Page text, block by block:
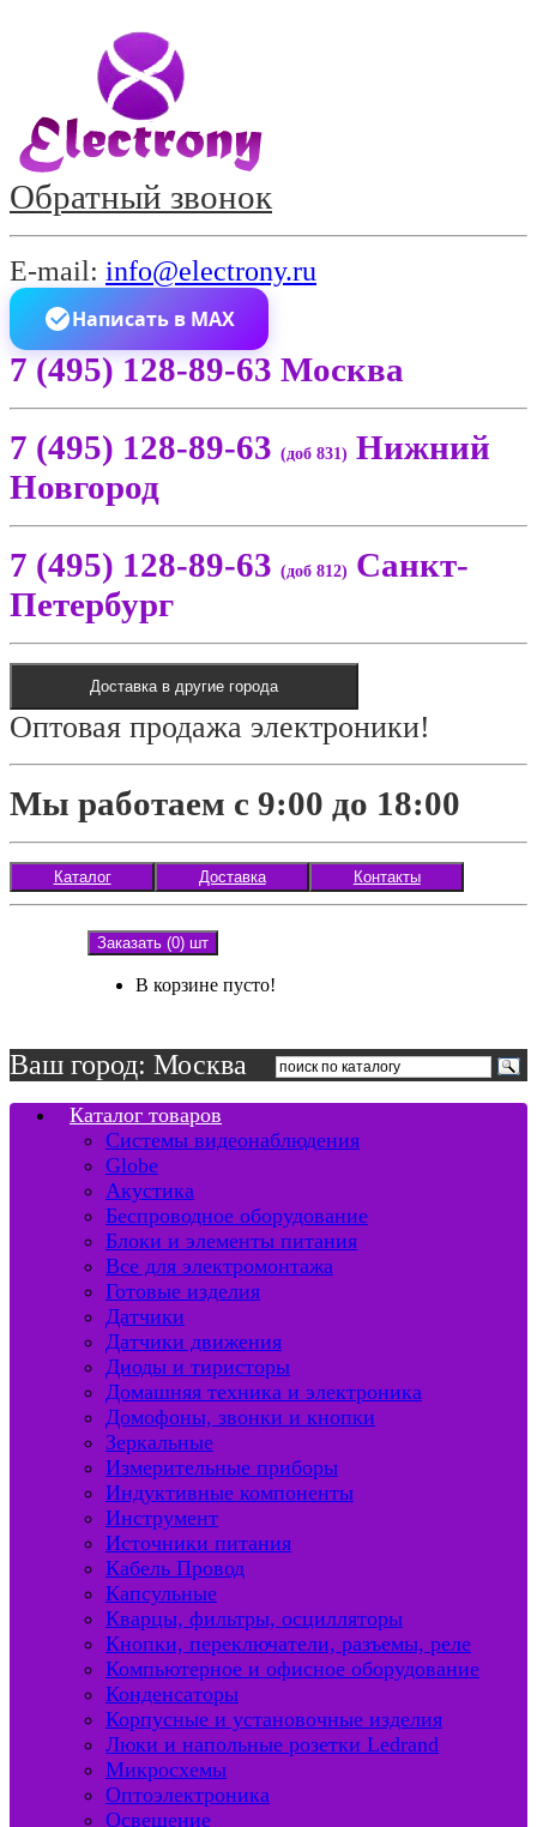
Обратный звонок
E-mail: info@electrony.ru
Написать в MAX
7 (495) 128-89-63 Москва
7 (495) 128-89-63 (доб 831) Нижний
Новгород
7 (495) 128-89-63 (доб 812) Санкт-
Петербург
Доставка в другие города
Оптовая продажа электроники!
Мы работаем с 9:00 до 18:00
Каталог Доставка Контакты
Заказать (0) шт
В корзине пусто!
Ваш город: Москва
Каталог товаров
Системы видеонаблюдения
Globe
Акустика
Беспроводное оборудование
Блоки и элементы питания
Все для электромонтажа
Готовые изделия
Датчики
Датчики движения
Диоды и тиристоры
Домашняя техника и электроника
Домофоны, звонки и кнопки
Зеркальные
Измерительные приборы
Индуктивные компоненты
Инструмент
Источники питания
Кабель Провод
Капсульные
Кварцы, фильтры, осцилляторы
Кнопки, переключатели, разъемы, реле
Компьютерное и офисное оборудование
Конденсаторы
Корпусные и установочные изделия
Люки и напольные розетки Ledrand
Микросхемы
Оптоэлектроника
Освещение